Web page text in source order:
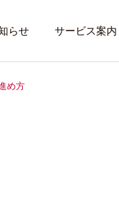
らせ サービス案内
め方